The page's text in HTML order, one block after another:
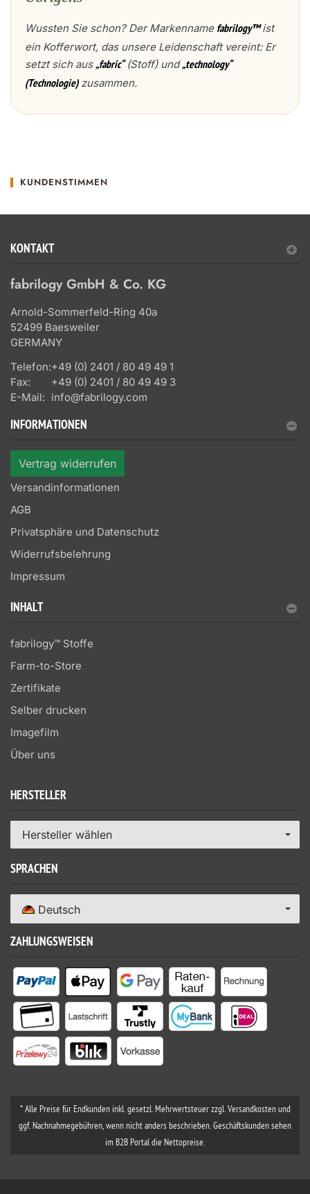
Wussten Sie schon? Der Markenname fabrilogy™ist
ein Kofferwort, das unsere Leidenschaft vereint: Er
setzt sich aus„fabric“(Stoff) und„technology“
(Technologie)zusammen.
KUNDENSTIMMEN
KONTAKT
fabrilogy GmbH & Co. KG
Arnold-Sommerfeld-Ring 40a
52499 Baesweiler
GERMANY
Telefon:+49 (0) 2401 / 80 49 49 1
Fax:
+49 (0) 2401 / 80 49 49 3
E-Mail: info@fabrilogy.com
INFORMATIONEN
Vertrag widerrufen
Versandinformationen
AGB
Privatsphäre und Datenschutz
Widerrufsbelehrung
Impressum
INHALT
fabrilogy™ Stoffe
Farm-to-Store
Zertifikate
Selber drucken
Imagefilm
Über uns
HERSTELLER
Hersteller wählen
SPRACHEN
Deutsch
ZAHLUNGSWEISEN
* Alle Preise für Endkunden inkl. gesetzl. Mehrwertsteuer zzgl. Versandkosten und
ggf. Nachnahmegebühren, wenn nicht anders beschrieben. Geschäftskunden sehen
im B2B Portal die Nettopreise.